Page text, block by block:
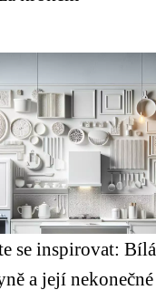
se inspirovat: Bílá
a její nekonečné